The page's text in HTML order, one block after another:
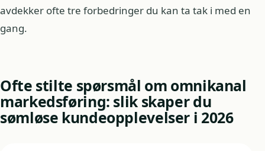
avdekker ofte tre forbedringer du kan ta tak i med en
gang.
Ofte stilte spørsmål om omnikanal
markedsføring: slik skaper du
sømløse kundeopplevelser i 2026